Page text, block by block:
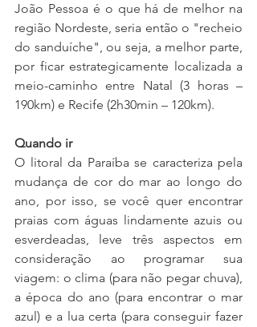
João Pessoa é o que há de melhor na
região Nordeste, seria então o "recheio
do sanduíche", ou seja, a melhor parte,
por ficar estrategicamente localizada a
meio-caminho entre Natal (3 horas –
190km) e Recife (2h30min – 120km).
Quando ir
O litoral da Paraíba se caracteriza pela
mudança de cor do mar ao longo do
ano, por isso, se você quer encontrar
praias com águas lindamente azuis ou
esverdeadas, leve três aspectos em
consideração ao programar sua
viagem: o clima (para não pegar chuva),
a época do ano (para encontrar o mar
azul) e a lua certa (para conseguir fazer